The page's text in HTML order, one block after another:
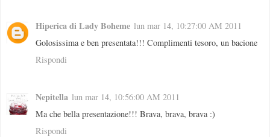
Hiperica di Lady Boheme lun mar 14, 10:27:00 AM 2011
Golosissima e ben presentata!!! Complimenti tesoro, un bacione
Rispondi
Nepitella lun mar 14, 10:56:00 AM 2011
Ma che bella presentazione!!! Brava, brava, brava :)
Rispondi